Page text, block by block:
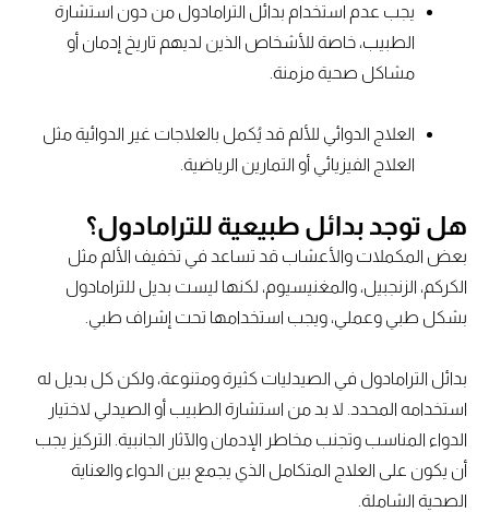
يجب عدم استخدام بدائل الترامادول من دون استشارة
الطبيب، خاصة للأشخاص الذين لديهم تاريخ إدمان أو
مشاكل صحية مزمنة.
العلاج الدوائي للألم قد يُكمل بالعلاجات غير الدوائية مثل
العلاج الفيزيائي أو التمارين الرياضية.
هل توجد بدائل طبيعية للترامادول؟
بعض المكملات والأعشاب قد تساعد في تخفيف الألم مثل
الكركم، الزنجبيل، والمغنيسيوم، لكنها ليست بديل للترامادول
بشكل طبي وعملي، ويجب استخدامها تحت إشراف طبي.
بدائل الترامادول في الصيدليات كثيرة ومتنوعة، ولكن كل بديل له
استخدامه المحدد. لا بد من استشارة الطبيب أو الصيدلي لاختيار
الدواء المناسب وتجنب مخاطر الإدمان والآثار الجانبية. التركيز يجب
أن يكون على العلاج المتكامل الذي يجمع بين الدواء والعناية
الصحية الشاملة.